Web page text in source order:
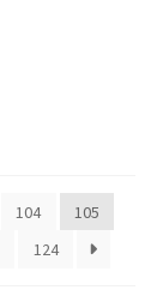
104
105
124